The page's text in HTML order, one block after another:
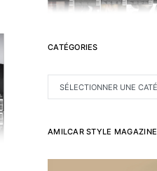
CATÉGORIES
AMILCAR STYLE MAGAZINE